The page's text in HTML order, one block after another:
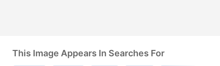
This Image Appears In Searches For